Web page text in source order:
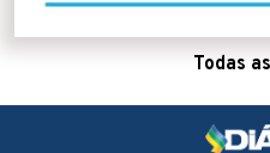
Todas